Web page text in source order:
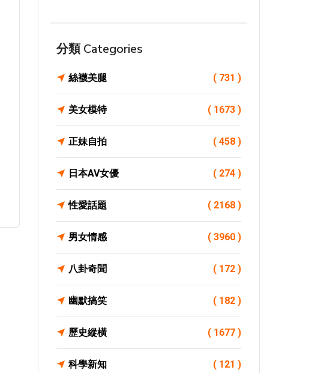
分類 Categories
絲襪美腿 ( 731 )
美女模特 ( 1673 )
正妹自拍 ( 458 )
日本AV女優 ( 274 )
性愛話題 ( 2168 )
男女情感 ( 3960 )
八卦奇聞 ( 172 )
幽默搞笑 ( 182 )
歷史縱橫 ( 1677 )
科學新知 ( 121 )